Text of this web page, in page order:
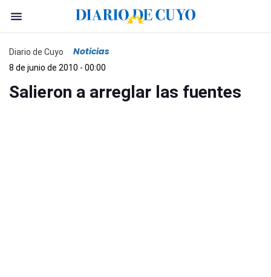
Diario de Cuyo Noticias
8 de junio de 2010 - 00:00
Salieron a arreglar las fuentes